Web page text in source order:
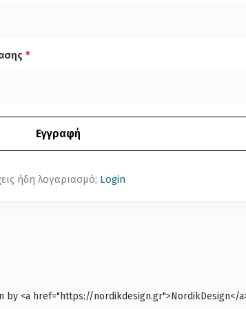
*
ήδη λογαριασμό; Login
by <a href="https://nordikdesign.gr">NordikDesign</